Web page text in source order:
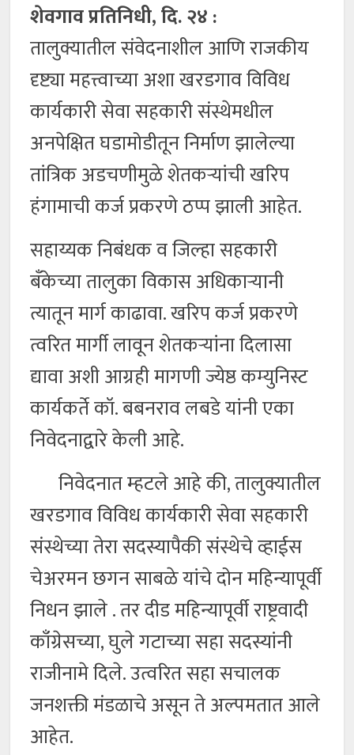
शेवगाव प्रतिनिधी, दि. २४ :
तालुक्यातील संवेदनाशील आणि राजकीय
दृष्ट्या महत्त्वाच्या अशा खरडगाव विविध
कार्यकारी सेवा सहकारी संस्थेमधील
अनपेक्षित घडामोडीतून निर्माण झालेल्या
तांत्रिक अडचणीमुळे शेतकऱ्यांची खरिप
हंगामाची कर्ज प्रकरणे ठप्प झाली आहेत.
सहाय्यक निबंधक व जिल्हा सहकारी
बँकेच्या तालुका विकास अधिकार्‍यानी
त्यातून मार्ग काढावा. खरिप कर्ज प्रकरणे
त्वरित मार्गी लावून शेतकऱ्यांना दिलासा
द्यावा अशी आग्रही मागणी ज्येष्ठ कम्युनिस्ट
कार्यकर्ते कॉ. बबनराव लबडे यांनी एका
निवेदनाद्वारे केली आहे.
निवेदनात म्हटले आहे की, तालुक्यातील
खरडगाव विविध कार्यकारी सेवा सहकारी
संस्थेच्या तेरा सदस्यापैकी संस्थेचे व्हाईस
चेअरमन छगन साबळे यांचे दोन महिन्यापूर्वी
निधन झाले . तर दीड महिन्यापूर्वी राष्ट्रवादी
काँग्रेसच्या, घुले गटाच्या सहा सदस्यांनी
राजीनामे दिले. उत्वरित सहा सचालक
जनशक्ती मंडळाचे असून ते अल्पमतात आले
आहेत.